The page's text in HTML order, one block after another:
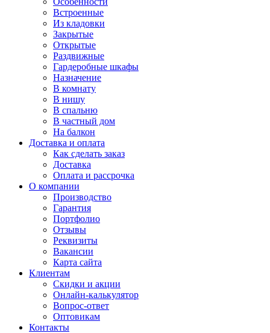
Встроенные
Из кладовки
Закрытые
Открытые
Раздвижные
Гардеробные шкафы
Назначение
В комнату
В нишу
В спальню
В частный дом
На балкон
Доставка и оплата
Как сделать заказ
Доставка
Оплата и рассрочка
О компании
Производство
Гарантия
Портфолио
Отзывы
Реквизиты
Вакансии
Карта сайта
Клиентам
Скидки и акции
Онлайн-калькулятор
Вопрос-ответ
Оптовикам
Контакты